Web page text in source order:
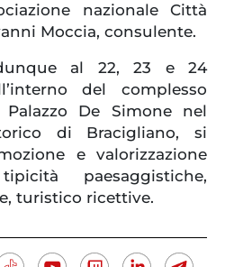
nazionale Città
Moccia, consulente.
al 22, 23 e 24
del complesso
De Simone nel
di Bracigliano, si
e valorizzazione
paesaggistiche,
turistico ricettive.